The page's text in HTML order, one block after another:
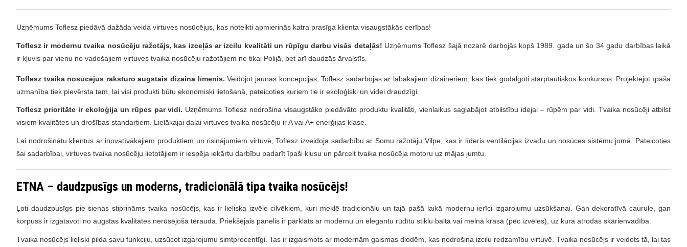
Uzņēmums Toflesz piedāvā dažāda veida virtuves nosūcējus, kas noteikti apmierinās katra prasīga klienta visaugstākās cerības!
Toflesz ir modernu tvaika nosūcēju ražotājs, kas izceļās ar izcilu kvalitāti un rūpīgu darbu visās detaļās! Uzņēmums Toflesz šajā nozarē darbojās kopš 1989. gada un šo 34 gadu darbības laikā
ir kļuvis par vienu no vadošajiem virtuves tvaika nosūcēju ražotājiem ne tikai Polijā, bet arī daudzās ārvalstīs.
Toflesz tvaika nosūcējus raksturo augstais dizaina līmenis.Veidojot jaunas koncepcijas, Toflesz sadarbojas ar labākajiem dizaineriem, kas tiek godalgoti starptautiskos konkursos. Projektējot īpaša
uzmanība tiek pievērsta tam, lai visi produkti būtu ekonomiski lietošanā, pateicoties kuriem tie ir ekoloģiski un videi draudzīgi.
Toflesz prioritāte ir ekoloģija un rūpes par vidi. Uzņēmums Toflesz nodrošina visaugstāko piedāvāto produktu kvalitāti, vienlaikus saglabājot atbilstību idejai – rūpēm par vidi. Tvaika nosūcēji atbilst
visiem kvalitātes un drošības standartiem. Lielākajai daļai virtuves tvaika nosūcēju ir A vai A+ enerģijas klase.
Lai nodrošinātu klientus ar inovatīvākajiem produktiem un risinājumiem virtuvē, Toflesz izveidoja sadarbību ar Somu ražotāju Vilpe, kas ir līderis ventilācijas izvadu un nosūces sistēmu jomā. Pateicoties
šai sadarbībai, virtuves tvaika nosūcēju lietotājiem ir iespēja iekārtu darbību padarīt īpaši klusu un pārcelt tvaika nosūcēja motoru uz mājas jumtu.
ETNA – daudzpusīgs un moderns, tradicionālā tipa tvaika nosūcējs!
Ļoti daudzpusīgs pie sienas stiprināms tvaika nosūcējs, kas ir lieliska izvēle cilvēkiem, kuri meklē tradicionālu un tajā pašā laikā modernu ierīci izgarojumu uzsūkšanai. Gan dekoratīvā caurule, gan
korpuss ir izgatavoti no augstas kvalitātes nerūsējošā tērauda. Priekšējais panelis ir pārklāts ar modernu un elegantu rūdītu stiklu baltā vai melnā krāsā (pēc izvēles), uz kura atrodas skārienvadība.
Tvaika nosūcējs lieliski pilda savu funkciju, uzsūcot izgarojumu simtprocentīgi . Tas ir izgaismots ar modernām gaismas diodēm, kas nodrošina izcilu redzamību virtuvē. Tvaika nosūcējs ir veidots tā, lai tas